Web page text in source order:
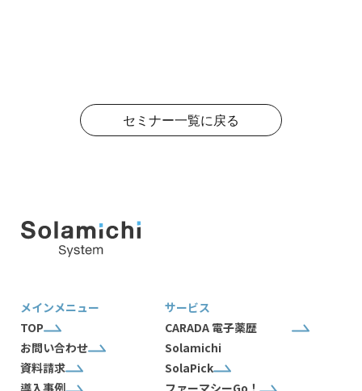
セミナー一覧に戻る
メインメニュー
TOP
お問い合わせ
資料請求
導入事例
サービス
CARADA 電子薬歴
Solamichi
SolaPick
ファーマシーGo！